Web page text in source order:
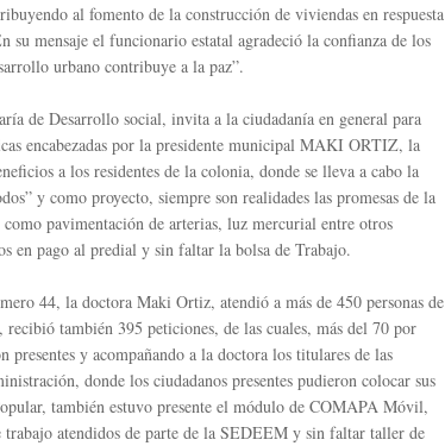
al fomento de la construcción de viviendas en respuesta
su mensaje el funcionario estatal agradeció la confianza de los
urbano contribuye a la paz”.
de Desarrollo social, invita a la ciudadanía en general para
encabezadas por la presidente municipal MAKI ORTIZ, la
a los residentes de la colonia, donde se lleva a cabo la
y como proyecto, siempre son realidades las promesas de la
pavimentación de arterias, luz mercurial entre otros
en pago al predial y sin faltar la bolsa de Trabajo.
44, la doctora Maki Ortiz, atendió a más de 450 personas de
también 395 peticiones, de las cuales, más del 70 por
y acompañando a la doctora los titulares de las
donde los ciudadanos presentes pudieron colocar sus
también estuvo presente el módulo de COMAPA Móvil,
atendidos de parte de la SEDEEM y sin faltar taller de